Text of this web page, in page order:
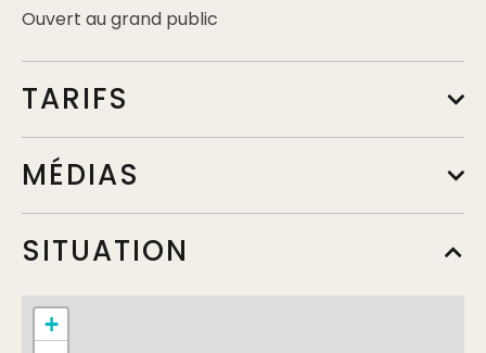
Ouvert au grand public
TARIFS
Complément: Audioguide compris dans le tarif
MÉDIAS
SITUATION
+